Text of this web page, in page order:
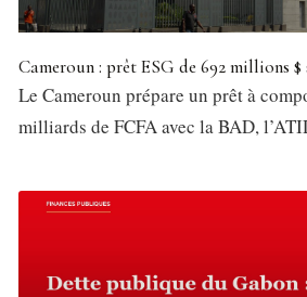
Cameroun : prêt ESG de 692 millions $
Le Cameroun prépare un prêt à
milliards de FCFA avec la BAD,